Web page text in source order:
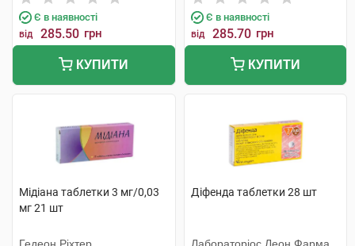
Є в наявності
від 285.50 грн
КУПИТИ
Є в наявності
від 285.70 грн
КУПИТИ
Мiдіана таблетки 3 мг/0,03
мг 21 шт
Діфенда таблетки 28 шт